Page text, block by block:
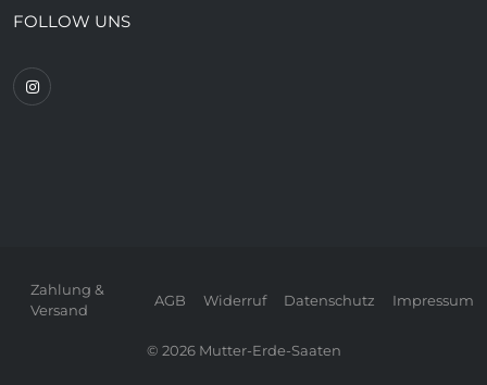
FOLLOW UNS
© 2026 Mutter-Erde-Saaten
Zahlung &
Versand
AGB Widerruf Datenschutz Impressum